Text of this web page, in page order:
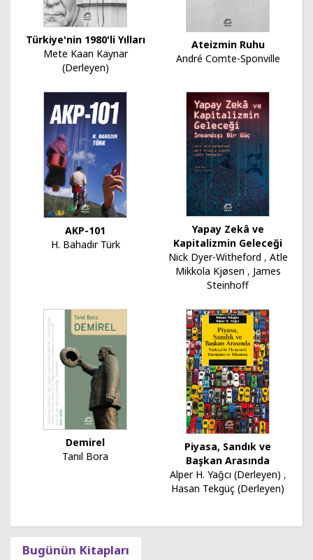
Türkiye'nin 1980'li Yılları
Mete Kaan Kaynar
(Derleyen)
Ateizmin Ruhu
André Comte-Sponville
AKP-101
H. Bahadır Türk
Yapay Zekâ ve
Kapitalizmin Geleceği
Nick Dyer-Witheford , Atle
Mikkola Kjøsen , James
Steinhoff
Demirel
Tanıl Bora
Piyasa, Sandık ve
Başkan Arasında
Alper H. Yağcı (Derleyen) ,
Hasan Tekgüç (Derleyen)
Bugünün Kitapları